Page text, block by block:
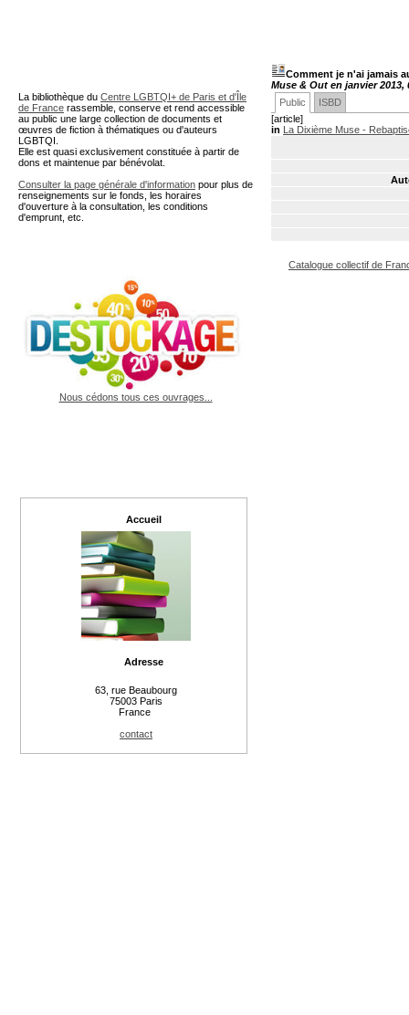
Comment je n'ai jamais
Muse & Out en janvier 2013,
Public
ISBD
[article]
in La Dixième Muse -
Catalogue collectif de
La bibliothèque du Centre LGBTQI+ de Paris et d'Île
de France rassemble, conserve et rend accessible
au public une large collection de documents et
œuvres de fiction à thématiques ou d'auteurs
LGBTQI.
Elle est quasi exclusivement constituée à partir de
dons et maintenue par bénévolat.
Consulter la page générale d'information pour plus de
renseignements sur le fonds, les horaires
d'ouverture à la consultation, les conditions
d'emprunt, etc.
Nous cédons tous ces ouvrages...
Accueil
Adresse
63, rue Beaubourg
75003 Paris
France
contact